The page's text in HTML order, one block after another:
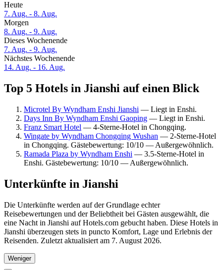
Heute
7. Aug. - 8. Aug.
Morgen
8. Aug. - 9. Aug.
Dieses Wochenende
7. Aug. - 9. Aug.
Nächstes Wochenende
14. Aug. - 16. Aug.
Top 5 Hotels in Jianshi auf einen Blick
Microtel By Wyndham Enshi Jianshi — Liegt in Enshi.
Days Inn By Wyndham Enshi Gaoping — Liegt in Enshi.
Franz Smart Hotel — 4-Sterne-Hotel in Chongqing.
Wingate by Wyndham Chongqing Wushan — 2-Sterne-Hotel
in Chongqing. Gästebewertung: 10/10 — Außergewöhnlich.
Ramada Plaza by Wyndham Enshi — 3.5-Sterne-Hotel in
Enshi. Gästebewertung: 10/10 — Außergewöhnlich.
Unterkünfte in Jianshi
Die Unterkünfte werden auf der Grundlage echter
Reisebewertungen und der Beliebtheit bei Gästen ausgewählt, die
eine Nacht in Jianshi auf Hotels.com gebucht haben. Diese Hotels in
Jianshi überzeugen stets in puncto Komfort, Lage und Erlebnis der
Reisenden. Zuletzt aktualisiert am 7. August 2026.
Weniger